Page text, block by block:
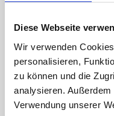
Diese Webseite
Wir verwenden
personalisieren,
zu können und die
analysieren.
Verwendung unserer
Mit den Vorbereitungen
des Kampfes gegen
Schritt zur völligen
In Folge der
„Grundsteuerreform“ ist